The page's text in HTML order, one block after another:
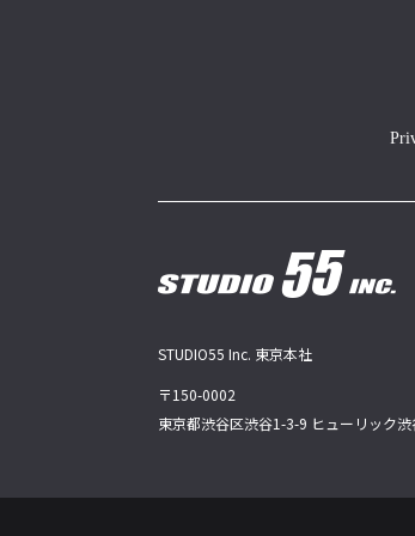
STUDIO55 Inc. 東京本社
〒150-0002
東京都渋谷区渋谷1-3-9 ヒューリック